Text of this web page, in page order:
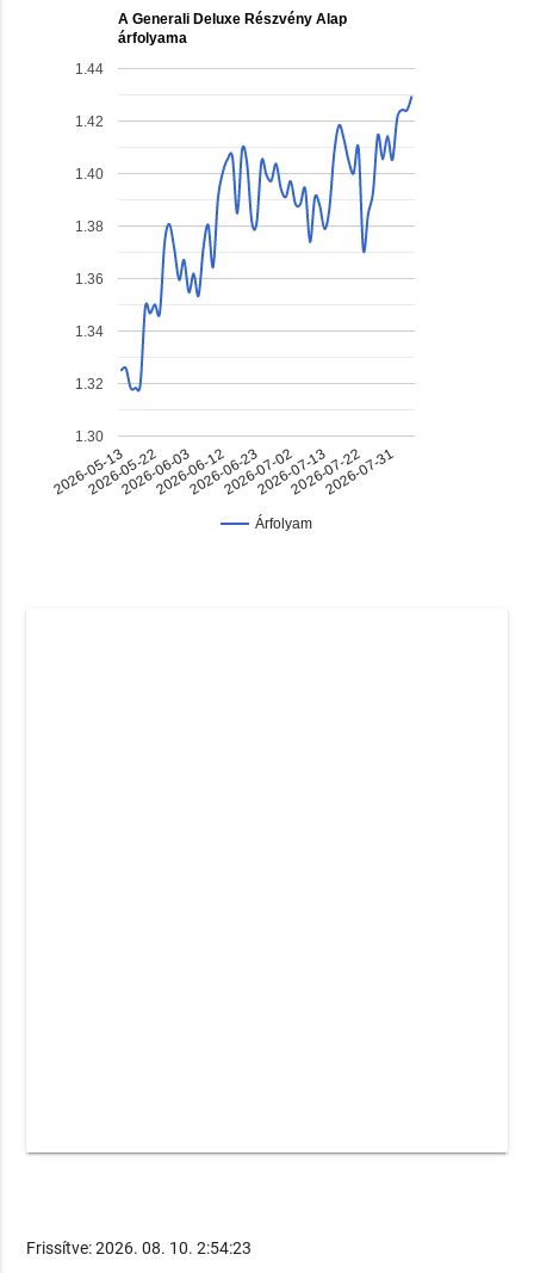
A Generali Deluxe Részvény Alap
árfolyama
Árfolyam
2026-05-13
2026-05-22
2026-06-03
2026-06-12
2026-06-23
2026-07-02
2026-07-13
2026-07-22
2026-07-31
1.30
1.32
1.34
1.36
1.38
1.40
1.42
1.44
Frissítve: 2026. 08. 10. 2:54:23